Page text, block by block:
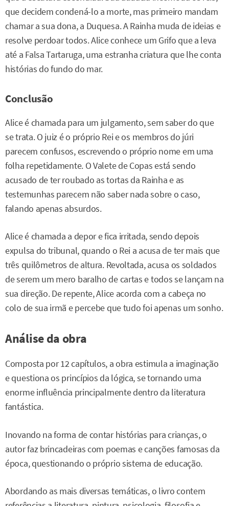
que decidem condená-lo a morte, mas primeiro mandam
chamar a sua dona, a Duquesa. A Rainha muda de ideias e
resolve perdoar todos. Alice conhece um Grifo que a leva
até a Falsa Tartaruga, uma estranha criatura que lhe conta
histórias do fundo do mar.
Conclusão
Alice é chamada para um julgamento, sem saber do que
se trata. O juiz é o próprio Rei e os membros do júri
parecem confusos, escrevendo o próprio nome em uma
folha repetidamente. O Valete de Copas está sendo
acusado de ter roubado as tortas da Rainha e as
testemunhas parecem não saber nada sobre o caso,
falando apenas absurdos.
Alice é chamada a depor e fica irritada, sendo depois
expulsa do tribunal, quando o Rei a acusa de ter mais que
três quilômetros de altura. Revoltada, acusa os soldados
de serem um mero baralho de cartas e todos se lançam na
sua direção. De repente, Alice acorda com a cabeça no
colo de sua irmã e percebe que tudo foi apenas um sonho.
Análise da obra
Composta por 12 capítulos, a obra estimula a imaginação
e questiona os princípios da lógica, se tornando uma
enorme influência principalmente dentro da literatura
fantástica.
Inovando na forma de contar histórias para crianças, o
autor faz brincadeiras com poemas e canções famosas da
época, questionando o próprio sistema de educação.
Abordando as mais diversas temáticas, o livro contem